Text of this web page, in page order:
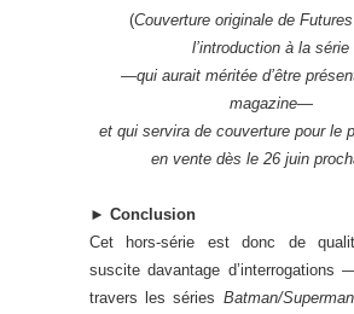
(Couverture originale de Futures
l’introduction à la série
—qui aurait méritée d’être
magazine—
et qui servira de couverture pour le
en vente dès le 26 juin
► Conclusion
Cet hors-série est donc de
suscite davantage d’interrogations
travers les séries Batman/Superman